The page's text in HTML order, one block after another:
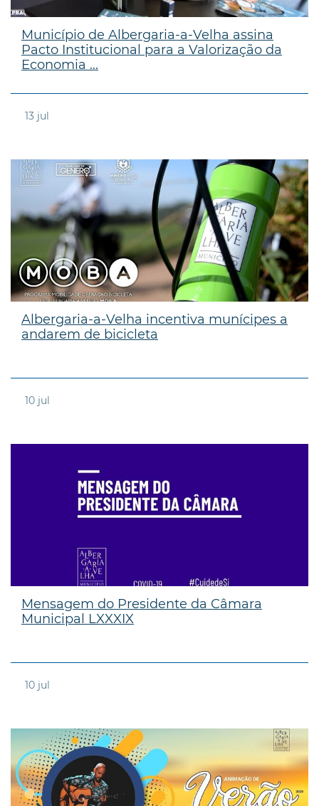
Município de Albergaria-a-Velha assina
Pacto Institucional para a Valorização da
Economia ...
13 jul
Albergaria-a-Velha incentiva munícipes a
andarem de bicicleta
10 jul
Mensagem do Presidente da Câmara
Municipal LXXXIX
10 jul